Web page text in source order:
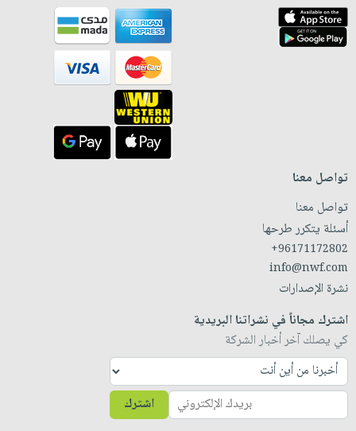
تواصل معنا
تواصل معنا
أسئلة يتكرر طرحها
+96171172802
info@nwf.com
نشرة الإصدارات
اشترك مجاناً في نشراتنا البريدية
كي يصلك آخر أخبار الشركة
اشترك